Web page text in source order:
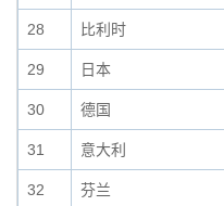
28 比利时
29 日本
30 德国
31 意大利
32 芬兰